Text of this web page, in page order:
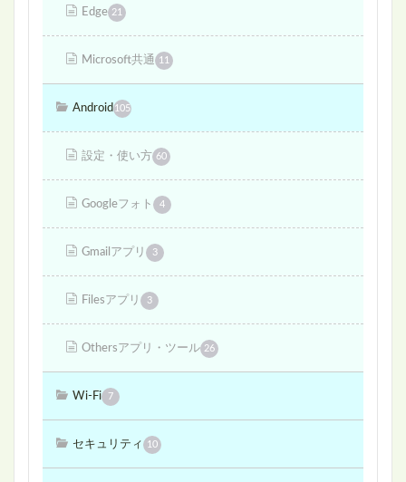
Edge 21
Microsoft共通 11
Android 105
設定・使い方 60
Googleフォト 4
Gmailアプリ 3
Filesアプリ 3
Othersアプリ・ツール 26
Wi-Fi 7
セキュリティ 10